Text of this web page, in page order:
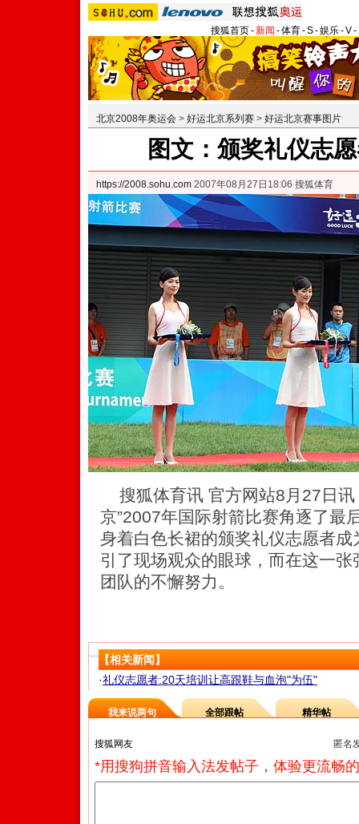
搜狐首页-新闻 -体育-S-娱乐-V-
北京2008年奥运会 > 好运北京系列赛 > 好运北京赛事图片
图文：颁奖礼仪志
https://2008.sohu.com 2007年08月27日18:06 搜狐体育
搜狐体育讯 官方网站8月27日讯
京”2007年国际射箭比赛角逐了最
身着白色长裙的颁奖礼仪志愿者
引了现场观众的眼球，而在这一
团队的不懈努力。
【相关新闻】
·礼仪志愿者:20天培训让高跟鞋与血泡"为伍"
我来说两句 全部跟帖 精华帖
匿名
*用搜狗拼音输入法发帖子，体验更流畅